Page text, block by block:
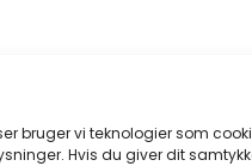
bruger vi teknologier som
Hvis du giver dit